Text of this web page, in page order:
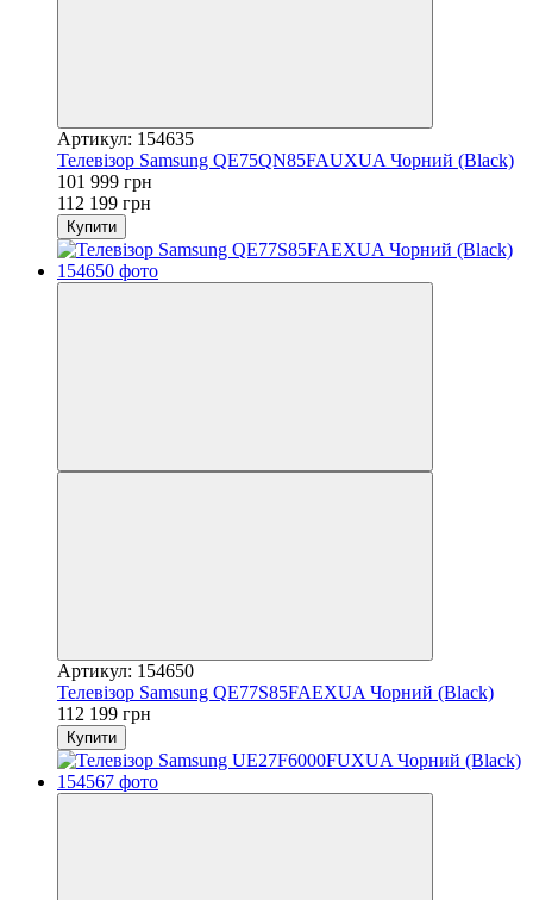
Артикул: 154635
Телевізор Samsung QE75QN85FAUXUA Чорний (Black)
101 999 грн
112 199 грн
Купити
Артикул: 154650
Телевізор Samsung QE77S85FAEXUA Чорний (Black)
112 199 грн
Купити